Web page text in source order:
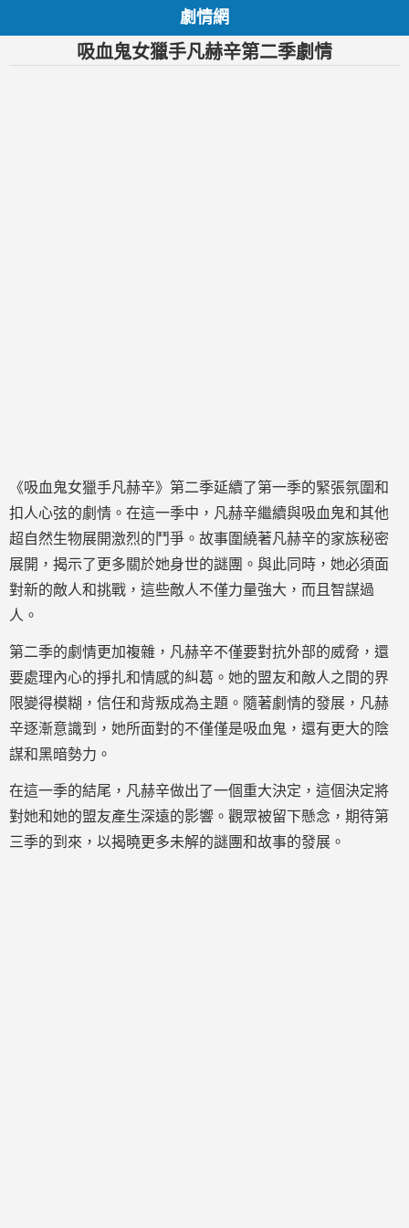
劇情網
吸血鬼女獵手凡赫辛第二季劇情
《吸血鬼女獵手凡赫辛》第二季延續了第一季的緊張氛圍和
扣人心弦的劇情。在這一季中，凡赫辛繼續與吸血鬼和其他
超自然生物展開激烈的鬥爭。故事圍繞著凡赫辛的家族秘密
展開，揭示了更多關於她身世的謎團。與此同時，她必須面
對新的敵人和挑戰，這些敵人不僅力量強大，而且智謀過
人。
第二季的劇情更加複雜，凡赫辛不僅要對抗外部的威脅，還
要處理內心的掙扎和情感的糾葛。她的盟友和敵人之間的界
限變得模糊，信任和背叛成為主題。隨著劇情的發展，凡赫
辛逐漸意識到，她所面對的不僅僅是吸血鬼，還有更大的陰
謀和黑暗勢力。
在這一季的結尾，凡赫辛做出了一個重大決定，這個決定將
對她和她的盟友產生深遠的影響。觀眾被留下懸念，期待第
三季的到來，以揭曉更多未解的謎團和故事的發展。